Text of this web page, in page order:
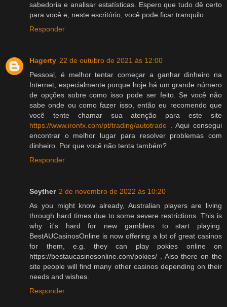
sabedoria e analisar estatísticas. Espero que tudo dê certo
para você e, neste escritório, você pode ficar tranquilo.
Responder
Hagerty 22 de outubro de 2021 às 12:00
Pessoal, é melhor tentar começar a ganhar dinheiro na
Internet, especialmente porque hoje há um grande número
de opções sobre como isso pode ser feito. Se você não
sabe onde ou como fazer isso, então eu recomendo que
você tente chamar sua atenção para este site
https://www.ironfx.com/pt/trading/autotrade . Aqui consegui
encontrar o melhor lugar para resolver problemas com
dinheiro. Por que você não tenta também?
Responder
Scyther 2 de novembro de 2022 às 10:20
As you might know already, Australian players are living
through hard times due to some severe restrictions. This is
why it's hard for new gamblers to start playing.
BestAUCasinosOnline is now offering a lot of great casinos
for them, e.g. they can play pokies online on
https://bestaucasinosonline.com/pokies/ . Also there on the
site people will find many other casinos depending on their
needs and wishes.
Responder